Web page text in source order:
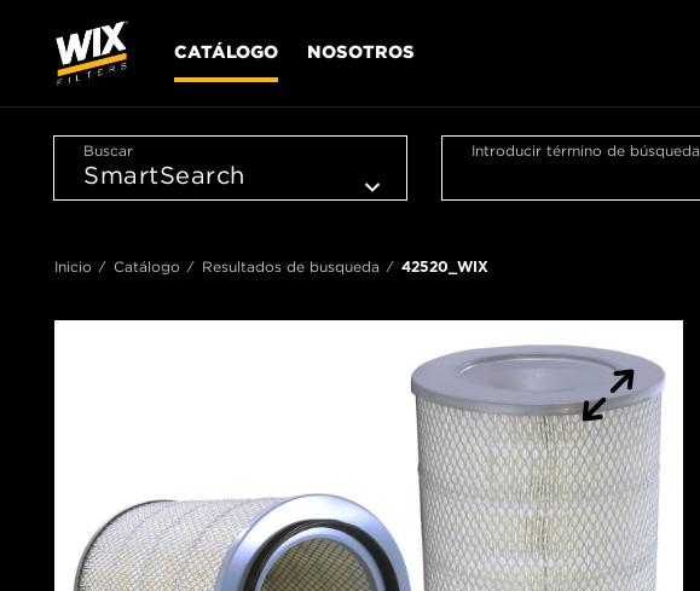
CATÁLOGO NOSOTROS
Buscar Introducir término de búsqueda
Inicio Catálogo Resultados de busqueda 42520_WIX